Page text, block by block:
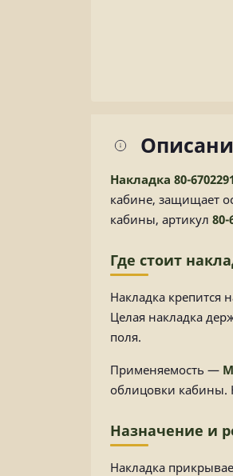
Накладка 80-6702291
кабине, защищает
кабины, артикул 80-
Где стоит
Накладка крепится
Целая накладка
поля.
Применяемость —
облицовки кабины.
Назначение и
Накладка